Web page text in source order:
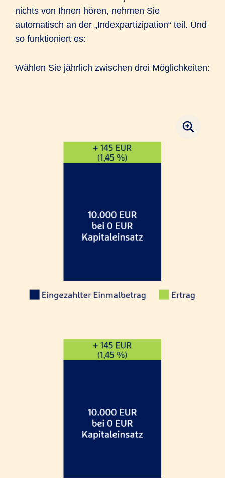
nichts von Ihnen hören, nehmen Sie
automatisch an der „Indexpartizipation“ teil. Und
so funktioniert es:
Wählen Sie jährlich zwischen drei Möglichkeiten: